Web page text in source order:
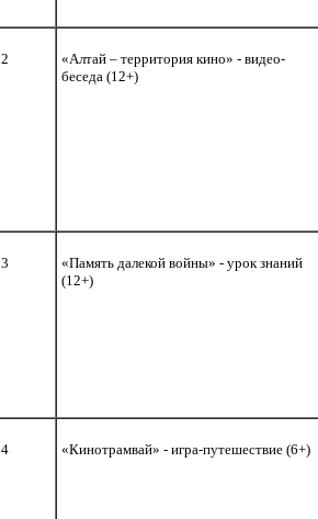
2
«Алтай – территория кино» - видео-
беседа (12+)
3
«Память далекой войны» - урок знаний
(12+)
4 «Кинотрамвай» - игра-путешествие (6+)